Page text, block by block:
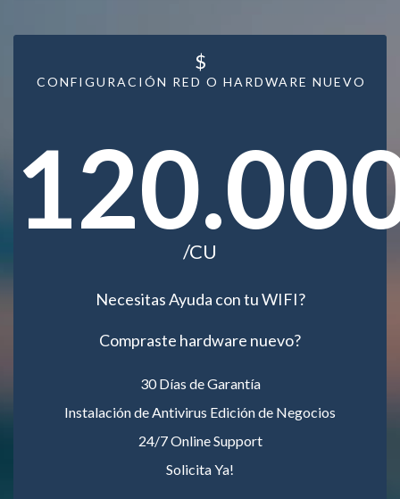
CONFIGURACIÓN RED O HARDWARE NUEVO
$
/CU
Necesitas Ayuda con tu WIFI?
Compraste hardware nuevo?
30 Días de Garantía
Instalación de Antivirus Edición de Negocios
24/7 Online Support
Solicita Ya!